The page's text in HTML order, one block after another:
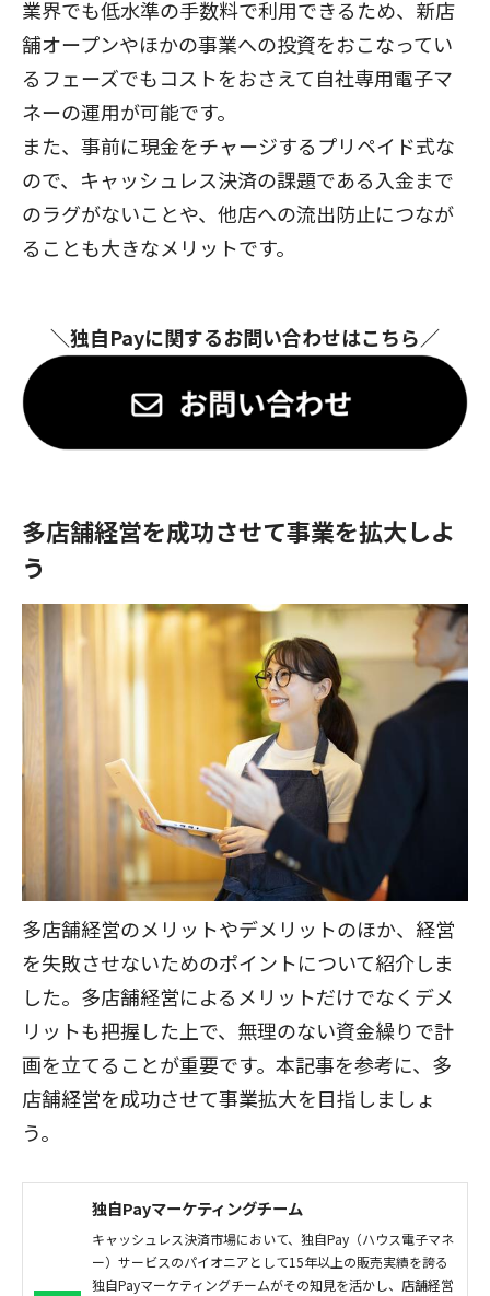
業界でも低水準の手数料で利用できるため、新店
舗オープンやほかの事業への投資をおこなってい
るフェーズでもコストをおさえて自社専用電子マ
ネーの運用が可能です。
また、事前に現金をチャージするプリペイド式な
ので、キャッシュレス決済の課題である入金まで
のラグがないことや、他店への流出防止につなが
ることも大きなメリットです。
＼独自Payに関するお問い合わせはこちら／
多店舗経営を成功させて事業を拡大しよ
う
多店舗経営のメリットやデメリットのほか、経営
を失敗させないためのポイントについて紹介しま
した。多店舗経営によるメリットだけでなくデメ
リットも把握した上で、無理のない資金繰りで計
画を立てることが重要です。本記事を参考に、多
店舗経営を成功させて事業拡大を目指しましょ
う。
独自Payマーケティングチーム
キャッシュレス決済市場において、独自Pay（ハウス電子マネ
ー）サービスのパイオニアとして15年以上の販売実績を誇る
独自Payマーケティングチームがその知見を活かし、店舗経営